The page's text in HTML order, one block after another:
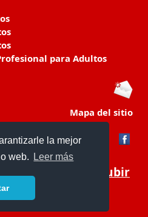
la mejor
web.
Leer más
para Adultos
Mapa del sitio
Subir